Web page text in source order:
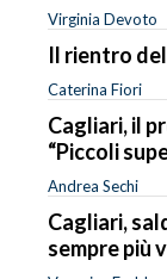
Virginia Devoto
Il rientro
Caterina Fiori
Cagliari, il
“Piccoli
Andrea Sechi
Cagliari,
sempre più